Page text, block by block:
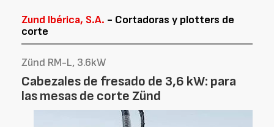
Zund Ibérica, S.A. - Cortadoras y plotters de
corte
Zünd RM-L, 3.6kW
Cabezales de fresado de 3,6 kW: para
las mesas de corte Zünd